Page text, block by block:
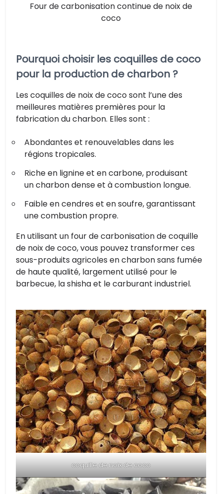
Four de carbonisation continue de noix de
coco
Pourquoi choisir les coquilles de coco
pour la production de charbon ?
Les coquilles de noix de coco sont l’une des
meilleures matières premières pour la
fabrication du charbon. Elles sont :
Abondantes et renouvelables dans les
régions tropicales.
Riche en lignine et en carbone, produisant
un charbon dense et à combustion longue.
Faible en cendres et en soufre, garantissant
une combustion propre.
En utilisant un four de carbonisation de coquille
de noix de coco, vous pouvez transformer ces
sous-produits agricoles en charbon sans fumée
de haute qualité, largement utilisé pour le
barbecue, la shisha et le carburant industriel.
coquille de noix de coco